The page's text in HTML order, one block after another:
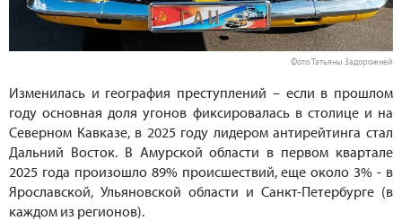
Фото Татьяны Задорожней
Изменилась и география преступлений – если в прошлом
году основная доля угонов фиксировалась в столице и на
Северном Кавказе, в 2025 году лидером антирейтинга стал
Дальний Восток. В Амурской области в первом квартале
2025 года произошло 89% происшествий, еще около 3% - в
Ярославской, Ульяновской области и Санкт-Петербурге (в
каждом из регионов).